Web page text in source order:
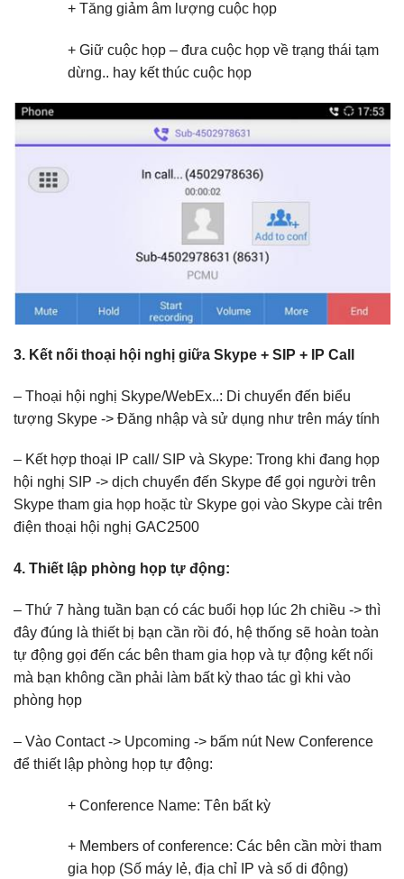
+ Tăng giảm âm lượng cuộc họp
+ Giữ cuộc họp – đưa cuộc họp về trạng thái tạm
dừng.. hay kết thúc cuộc họp
3. Kết nối thoại hội nghị giữa Skype + SIP + IP Call
– Thoại hội nghị Skype/WebEx..: Di chuyển đến biểu
tượng Skype -> Đăng nhập và sử dụng như trên máy tính
– Kết hợp thoại IP call/ SIP và Skype: Trong khi đang họp
hội nghị SIP -> dịch chuyển đến Skype để gọi người trên
Skype tham gia họp hoặc từ Skype gọi vào Skype cài trên
điện thoại hội nghị GAC2500
4. Thiết lập phòng họp tự động:
– Thứ 7 hàng tuần bạn có các buổi họp lúc 2h chiều -> thì
đây đúng là thiết bị bạn cần rồi đó, hệ thống sẽ hoàn toàn
tự động gọi đến các bên tham gia họp và tự động kết nối
mà bạn không cần phải làm bất kỳ thao tác gì khi vào
phòng họp
– Vào Contact -> Upcoming -> bấm nút New Conference
để thiết lập phòng họp tự động:
+ Conference Name: Tên bất kỳ
+ Members of conference: Các bên cần mời tham
gia họp (Số máy lẻ, địa chỉ IP và số di động)